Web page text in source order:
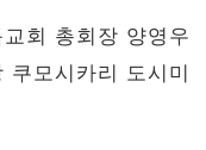
회 총회장 양영우
쿠모시카리 도시미